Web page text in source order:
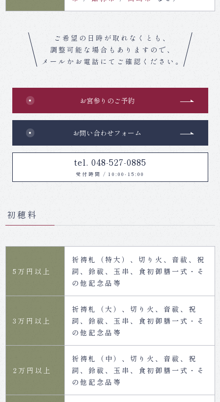
ご希望の日時が取れなくとも、
調整可能な場合もありますので、
メールかお電話にてご確認ください。
お宮参りのご予約
お問い合わせフォーム
tel. 048-527-0885
受付時間 / 10:00-15:00
初穂料
5万円以上
祈祷札（特大）、切り火、音祓、祝
詞、鈴祓、玉串、食初御膳一式・そ
の他記念品等
3万円以上
祈祷札（大）、切り火、音祓、祝
詞、鈴祓、玉串、食初御膳一式・そ
の他記念品等
2万円以上
祈祷札（中）、切り火、音祓、祝
詞、鈴祓、玉串、食初御膳一式・そ
の他記念品等